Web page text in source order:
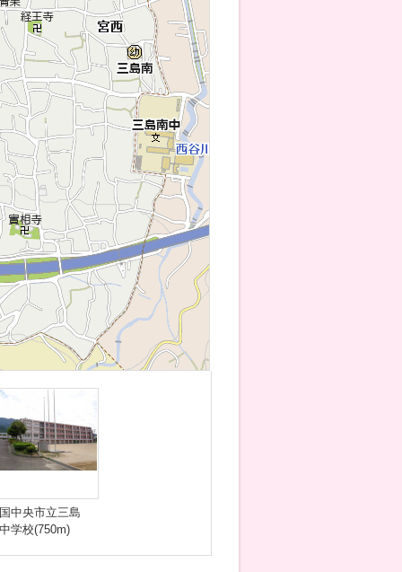
中央市立三島
学校(750m)